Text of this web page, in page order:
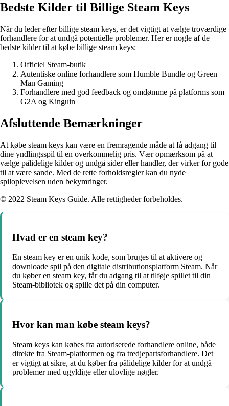
Bedste Kilder til Billige Steam Keys
Når du leder efter billige steam keys, er det vigtigt at vælge troværdige
forhandlere for at undgå potentielle problemer. Her er nogle af de
bedste kilder til at købe billige steam keys:
Officiel Steam-butik
Autentiske online forhandlere som Humble Bundle og Green
Man Gaming
Forhandlere med god feedback og omdømme på platforms som
G2A og Kinguin
Afsluttende Bemærkninger
At købe steam keys kan være en fremragende måde at få adgang til
dine yndlingsspil til en overkommelig pris. Vær opmærksom på at
vælge pålidelige kilder og undgå sider eller handler, der virker for gode
til at være sande. Med de rette forholdsregler kan du nyde
spiloplevelsen uden bekymringer.
© 2022 Steam Keys Guide. Alle rettigheder forbeholdes.
Hvad er en steam key?
En steam key er en unik kode, som bruges til at aktivere og
downloade spil på den digitale distributionsplatform Steam. Når
du køber en steam key, får du adgang til at tilføje spillet til din
Steam-bibliotek og spille det på din computer.
Hvor kan man købe steam keys?
Steam keys kan købes fra autoriserede forhandlere online, både
direkte fra Steam-platformen og fra tredjepartsforhandlere. Det
er vigtigt at sikre, at du køber fra pålidelige kilder for at undgå
problemer med ugyldige eller ulovlige nøgler.